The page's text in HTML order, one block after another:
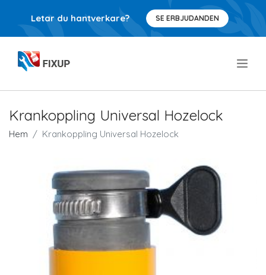
Letar du hantverkare? SE ERBJUDANDEN
Krankoppling Universal Hozelock
Hem Krankoppling Universal Hozelock